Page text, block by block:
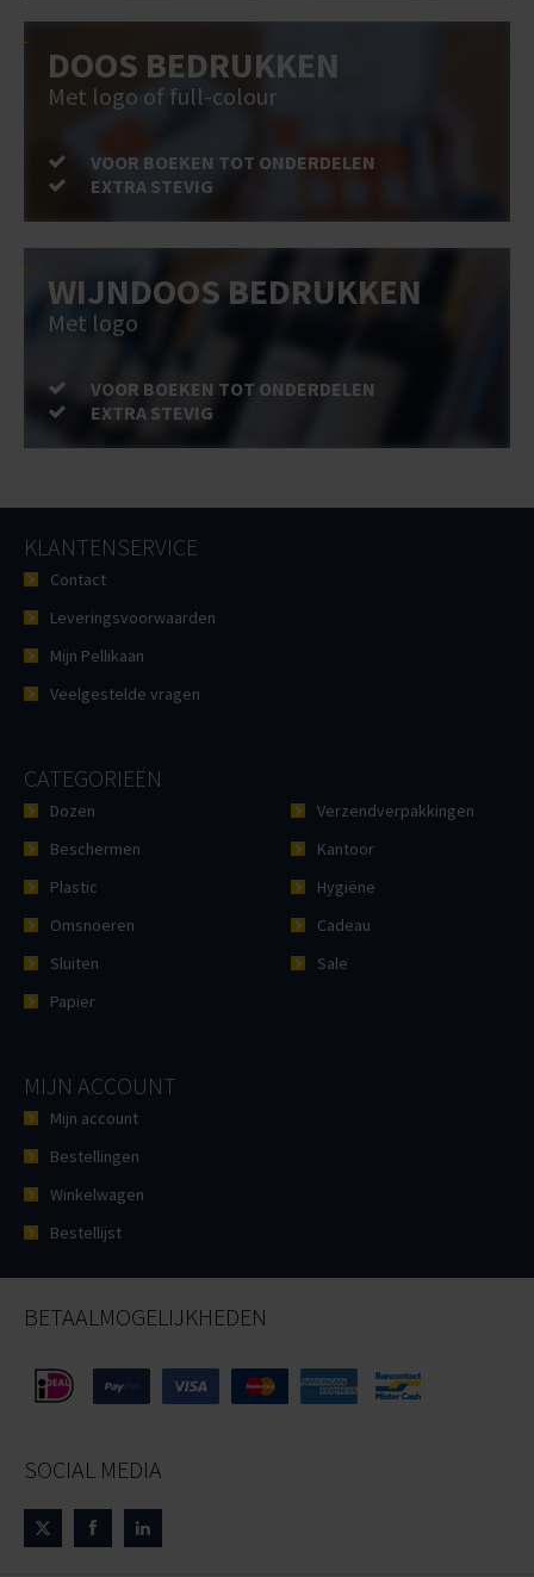
DOOS BEDRUKKEN
Met logo of full-colour
VOOR BOEKEN TOT ONDERDELEN
EXTRA STEVIG
WIJNDOOS BEDRUKKEN
Met logo
VOOR BOEKEN TOT ONDERDELEN
EXTRA STEVIG
KLANTENSERVICE
Contact
Leveringsvoorwaarden
Mijn Pellikaan
Veelgestelde vragen
CATEGORIEËN
Dozen
Beschermen
Plastic
Omsnoeren
Sluiten
Papier
Verzendverpakkingen
Kantoor
Hygiëne
Cadeau
Sale
MIJN ACCOUNT
Mijn account
Bestellingen
Winkelwagen
Bestellijst
BETAALMOGELIJKHEDEN
SOCIAL MEDIA